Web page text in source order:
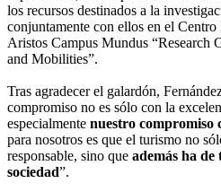
los recursos destinados a la
conjuntamente con ellos en el
Aristos Campus Mundus “Research
and Mobilities”.
Tras agradecer el galardón,
compromiso no es sólo con la
especialmente nuestro compromiso
para nosotros es que el turismo no
responsable, sino que además ha
sociedad”.